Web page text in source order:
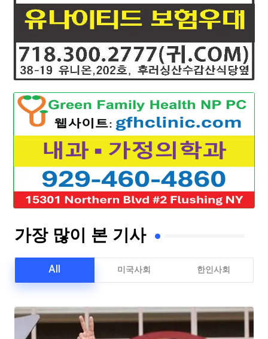
가장 많이 본 기사
All 미국사회 한인사회